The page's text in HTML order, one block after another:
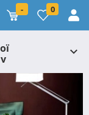
- 0